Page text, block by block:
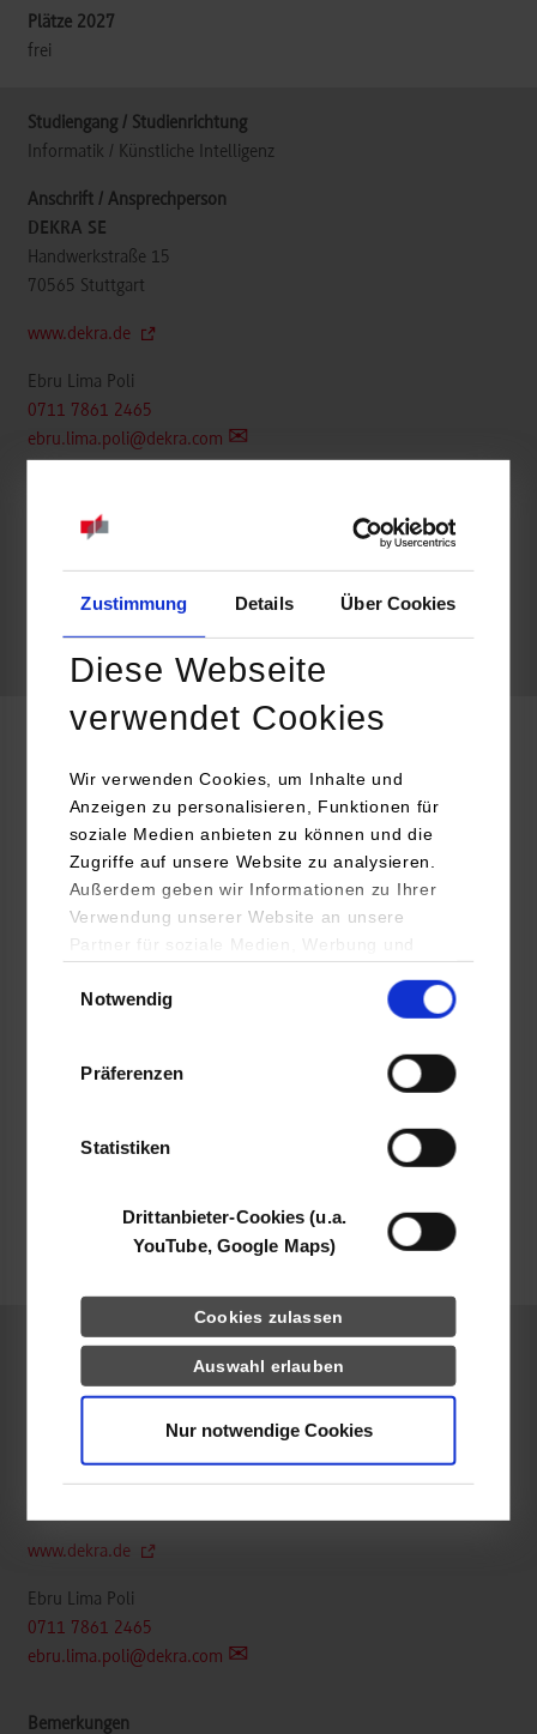
Zustimmung Details Über Cookies
Diese Webseite
verwendet Cookies
Wir verwenden Cookies, um Inhalte und
Anzeigen zu personalisieren, Funktionen für
soziale Medien anbieten zu können und die
Zugriffe auf unsere Website zu analysieren.
Außerdem geben wir Informationen zu Ihrer
Verwendung unserer Website an unsere
Partner für soziale Medien, Werbung und
YouTube, Google Maps) führen diese
Daten zusammen, die Sie ihnen bereitgestellt
haben oder die sie im Rahmen Ihrer Nutzung
Notwendig
Präferenzen
Statistiken
Drittanbieter-Cookies (u.a.
YouTube, Google Maps)
Cookies zulassen
Auswahl erlauben
Nur notwendige Cookies
frei
Informatik / Künstliche Intelligenz
DEKRA SE
Handwerkstraße 15
70565 Stuttgart
www.dekra.de
Ebru Lima Poli
0711 7861 2465
ebru.lima.poli@dekra.com
DEKRA SE
Handwerkstraße 15
70565 Stuttgart
www.dekra.de
Ebru Lima Poli
Wirtschaftsinformatik / Data Science
www.dekra.de
Ebru Lima Poli
0711 7861 2465
ebru.lima.poli@dekra.com